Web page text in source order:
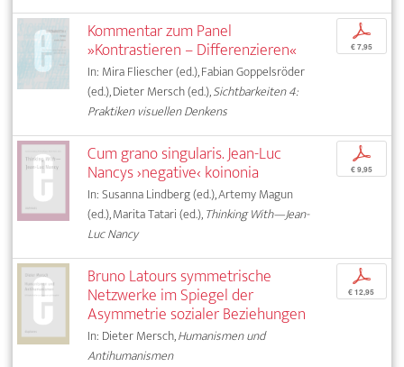
Kommentar zum Panel
»Kontrastieren – Differenzieren«
In: Mira Fliescher (ed.), Fabian Goppelsröder
(ed.), Dieter Mersch (ed.),Sichtbarkeiten 4:
Praktiken visuellen Denkens
p
€ 7,95
Cum grano singularis. Jean-Luc
Nancys ›negative‹ koinonia
In: Susanna Lindberg (ed.), Artemy Magun
(ed.), Marita Tatari (ed.),Thinking With—Jean-
Luc Nancy
p
€ 9,95
Bruno Latours symmetrische
Netzwerke im Spiegel der
Asymmetrie sozialer Beziehungen
In: Dieter Mersch,Humanismen und
Antihumanismen
p
€ 12,95